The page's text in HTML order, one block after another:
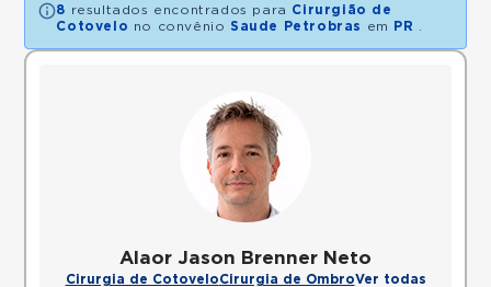
8 resultados encontrados para Cirurgião de
Cotovelo no convênio Saude Petrobras em PR
Alaor Jason Brenner Neto
Cirurgia de CotoveloCirurgia de OmbroVer todas